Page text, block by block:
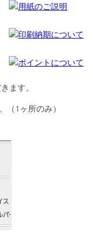
用紙のご説明
印刷納期について
ポイントについて